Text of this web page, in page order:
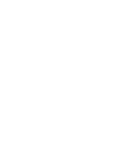
Paalala: Ang
ress, upuan,